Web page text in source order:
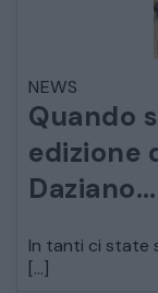
NEWS
Quando
edizione
Daziano…
In tanti ci state
[…]